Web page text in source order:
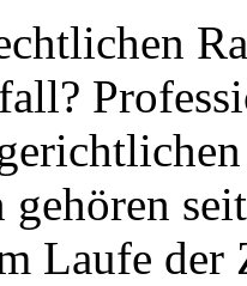
gehören
Laufe der